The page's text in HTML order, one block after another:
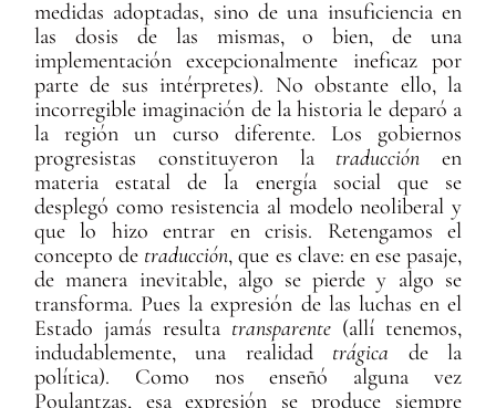
medidas adoptadas, sino de una insuficiencia en
las dosis de las mismas, o bien, de una
implementación excepcionalmente ineficaz por
parte de sus intérpretes). No obstante ello, la
incorregible imaginación de la historia le deparó a
la región un curso diferente. Los gobiernos
progresistas constituyeron la traducción en
materia estatal de la energía social que se
desplegó como resistencia al modelo neoliberal y
que lo hizo entrar en crisis. Retengamos el
concepto de traducción, que es clave: en ese pasaje,
de manera inevitable, algo se pierde y algo se
transforma. Pues la expresión de las luchas en el
Estado jamás resulta transparente (allí tenemos,
indudablemente, una realidad trágica de la
política). Como nos enseñó alguna vez
Poulantzas, esa expresión se produce siempre